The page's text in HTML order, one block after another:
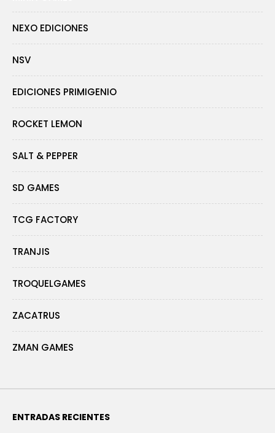
NEXO EDICIONES
NSV
EDICIONES PRIMIGENIO
ROCKET LEMON
SALT & PEPPER
SD GAMES
TCG FACTORY
TRANJIS
TROQUELGAMES
ZACATRUS
ZMAN GAMES
ENTRADAS RECIENTES